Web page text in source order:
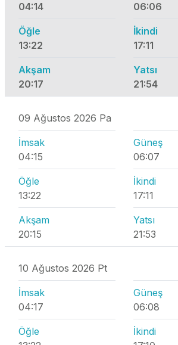
04:14
06:06
Öğle
13:22
İkindi
17:11
Akşam
20:17
Yatsı
21:54
09 Ağustos 2026 Pa
İmsak
04:15
Güneş
06:07
Öğle
13:22
İkindi
17:11
Akşam
20:15
Yatsı
21:53
10 Ağustos 2026 Pt
İmsak
04:17
Güneş
06:08
Öğle
İkindi